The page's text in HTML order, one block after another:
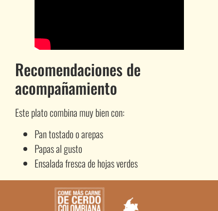
Recomendaciones de
acompañamiento
Este plato combina muy bien con:
Pan tostado o arepas
Papas al gusto
Ensalada fresca de hojas verdes